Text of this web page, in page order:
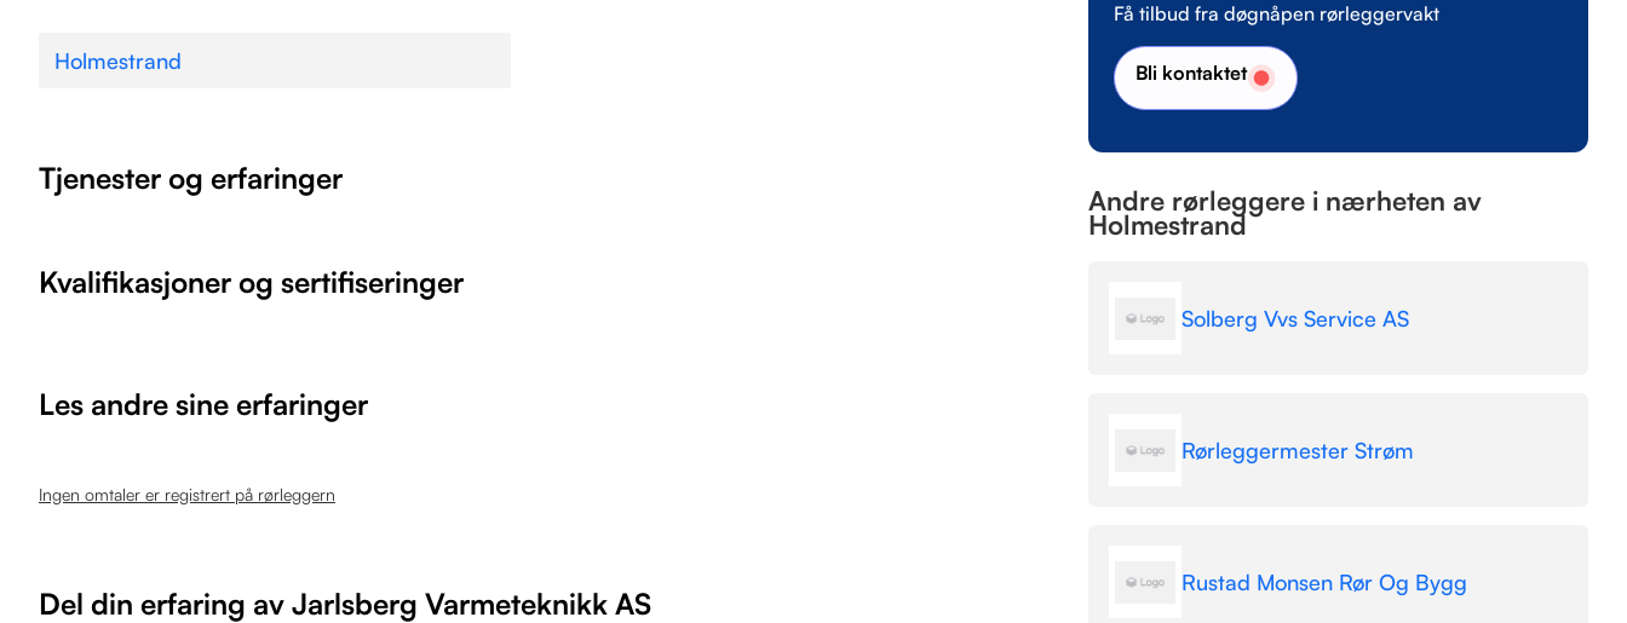
Holmestrand
Tjenester og erfaringer
Kvalifikasjoner og sertifiseringer
Les andre sine erfaringer
Ingen omtaler er registrert på rørleggern
Del din erfaring av Jarlsberg Varmeteknikk AS
Få tilbud fra døgnåpen rørleggervakt
Bli kontaktet
Andre rørleggere i nærheten av
Holmestrand
Solberg Vvs Service AS
Rørleggermester Strøm
Rustad Monsen Rør Og Bygg